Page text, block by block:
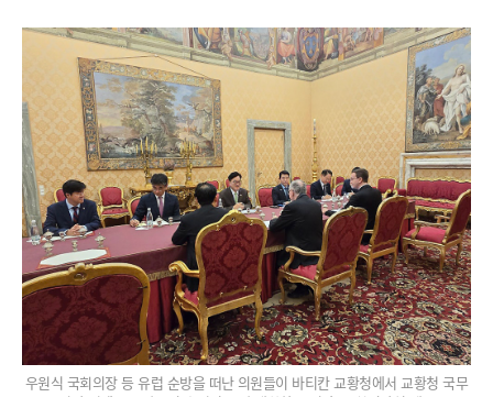
우원식 국회의장 등 유럽 순방을 떠난 의원들이 바티칸 교황청에서 교황청 국무